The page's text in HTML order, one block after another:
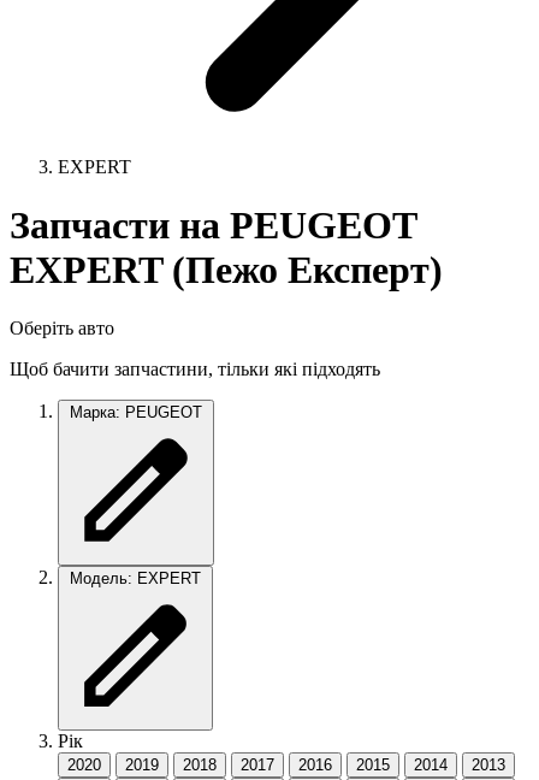
EXPERT
Запчасти на PEUGEOT
EXPERT (Пежо Експерт)
Оберіть авто
Щоб бачити запчастини, тільки які підходять
Марка: PEUGEOT
Модель: EXPERT
Рік
2020 2019 2018 2017 2016 2015 2014
2013